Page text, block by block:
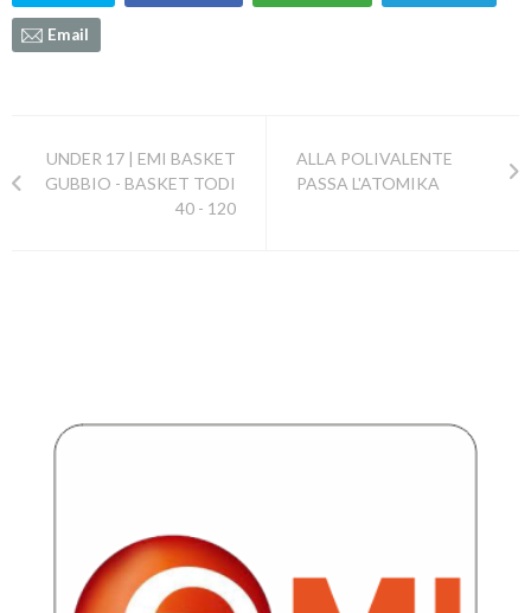
Email
UNDER 17 | EMI BASKET
GUBBIO - BASKET TODI
40 - 120
ALLA POLIVALENTE
PASSA L'ATOMIKA